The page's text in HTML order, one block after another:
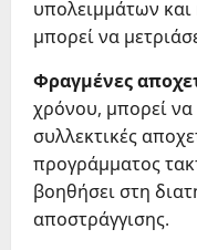
υπολειμμάτων
μπορεί να
Φραγμένες
χρόνου, μπορεί να
συλλεκτικές
προγράμματος
βοηθήσει στη
αποστράγγισης.